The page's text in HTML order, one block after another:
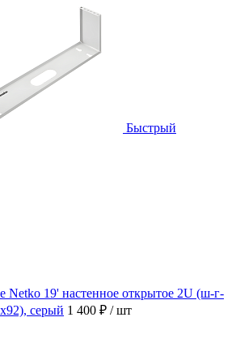
Быстрый
Netko 19' настенное открытое 2U (ш-г-
серый 1 400 ₽ / шт